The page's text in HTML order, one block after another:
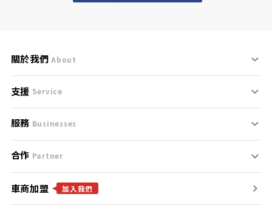
關於我們 About
刊登規範
服務條款
免責聲明
隱私權政策
支援 Service
支援中心
聯絡我們
服務 Businesses
什麼是Goo鑑定？
找好車
合作 Partner
合作夥伴
車商加盟 加入我們